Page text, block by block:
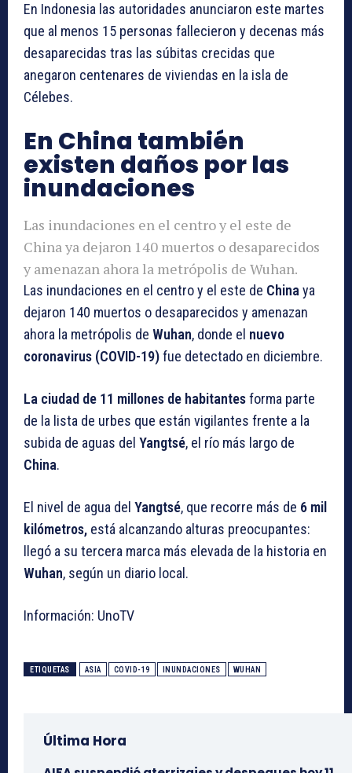
En Indonesia las autoridades anunciaron este martes
que al menos 15 personas fallecieron y decenas más
desaparecidas tras las súbitas crecidas que
anegaron centenares de viviendas en la isla de
Célebes.
En China también
existen daños por las
inundaciones
Las inundaciones en el centro y el este de
China ya dejaron 140 muertos o desaparecidos
y amenazan ahora la metrópolis de Wuhan.
Las inundaciones en el centro y el este de China ya
dejaron 140 muertos o desaparecidos y amenazan
ahora la metrópolis de Wuhan, donde el nuevo
coronavirus (COVID-19)fue detectado en diciembre.
La ciudad de 11 millones de habitantesforma parte
de la lista de urbes que están vigilantes frente a la
subida de aguas del Yangtsé, el río más largo de
China.
El nivel de agua del Yangtsé, que recorre más de 6 mil
kilómetros, está alcanzando alturas preocupantes:
llegó a su tercera marca más elevada de la historia en
Wuhan, según un diario local.
Información: UnoTV
ETIQUETAS ASIA COVID-19 INUNDACIONES WUHAN
Última Hora